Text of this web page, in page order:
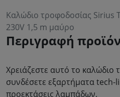
Καλώδιο τροφοδοσίας Sirius
230V 1,5 m μαύρο
Περιγραφή
Χρειάζεστε αυτό το καλώδιο
συνδέσετε εξαρτήματα tech-
προεκτάσεις λαμπάδων.